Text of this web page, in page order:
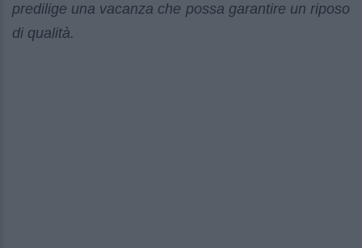
predilige una vacanza che possa garantire un riposo
di qualità.